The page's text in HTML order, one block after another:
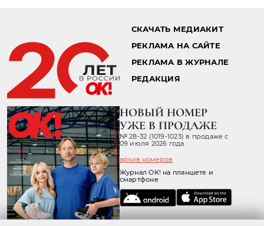
СКАЧАТЬ МЕДИАКИТ
РЕКЛАМА НА САЙТЕ
РЕКЛАМА В ЖУРНАЛЕ
РЕДАКЦИЯ
НОВЫЙ НОМЕР
УЖЕ В ПРОДАЖЕ
№ 28-32 (1019-1023) в продаже с
09 июля 2026 года
архив номеров
Журнал OK! на планшете и
смартфоне